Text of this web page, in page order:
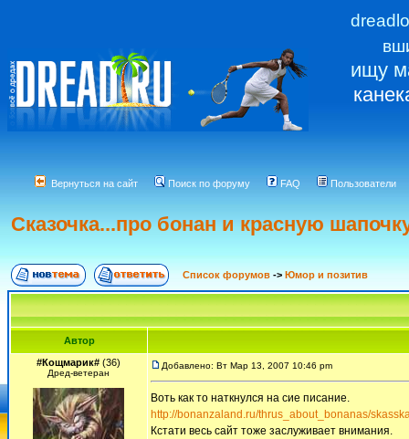
ищу
Вернуться на сайт Поиск по форуму FAQ Пользователи
Сказочка...про бонан и красную
Список форумов -> Юмор и позитив
Автор
#Кощмарик# (36)
Дред-ветеран
Добавлено: Вт Мар 13, 2007 10:46 pm
Воть как то наткнулся на сие писание.
http://bonanzaland.ru/thrus_about_bonanas/
Кстати весь сайт тоже заслуживает внимания.